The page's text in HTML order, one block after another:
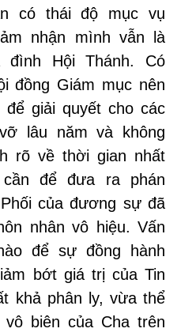
có thái độ mục vụ
nhận mình vẫn là
đình Hội Thánh. Có
đồng Giám mục nên
giải quyết cho các
lâu năm và không
rõ về thời gian nhất
để đưa ra phán
của đương sự đã
nhân vô hiệu. Vấn
để sự đồng hành
bớt giá trị của Tin
khả phân ly, vừa thể
biên của Cha trên